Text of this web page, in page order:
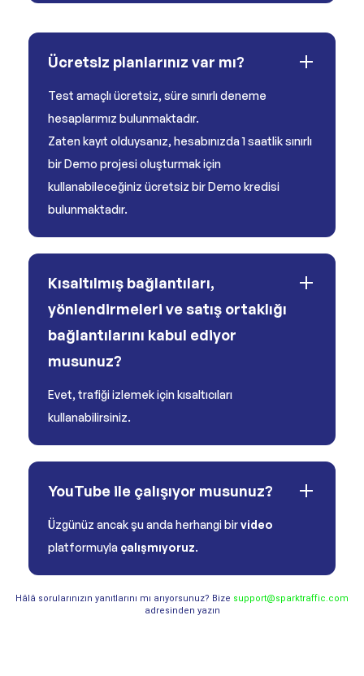
Ücretsiz planlarınız var mı?
Test amaçlı ücretsiz, süre sınırlı deneme
hesaplarımız bulunmaktadır.
Zaten kayıt olduysanız, hesabınızda 1 saatlik sınırlı
bir Demo projesi oluşturmak için
kullanabileceğiniz ücretsiz bir Demo kredisi
bulunmaktadır.
Kısaltılmış bağlantıları,
yönlendirmeleri ve satış ortaklığı
bağlantılarını kabul ediyor
musunuz?
Evet, trafiği izlemek için kısaltıcıları
kullanabilirsiniz.
YouTube ile çalışıyor musunuz?
Üzgünüz ancak şu anda herhangi birvideo
platformuyla çalışmıyoruz.
Hâlâ sorularınızın yanıtlarını mı arıyorsunuz? Bize support@sparktraffic.com
adresinden yazın